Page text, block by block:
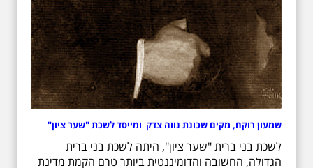
שמעון רוקח, מקים שכונת נווה צדק ומייסד לשכת "שער ציון"
לשכת בני ברית "שער ציון", היתה לשכת בני ברית
הגדולה, החשובה והדומיננטית ביותר טרם הקמת מדינת